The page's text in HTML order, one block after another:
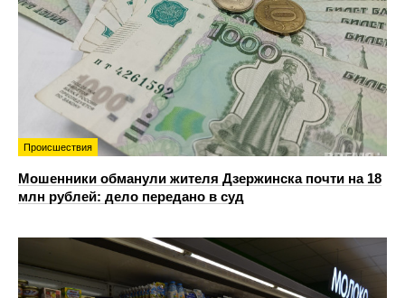
Происшествия
Мошенники обманули жителя Дзержинска почти на 18
млн рублей: дело передано в суд